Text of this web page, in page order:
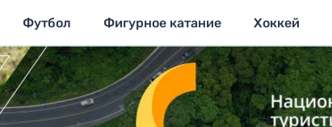
Футбол Фигурное катание Хоккей